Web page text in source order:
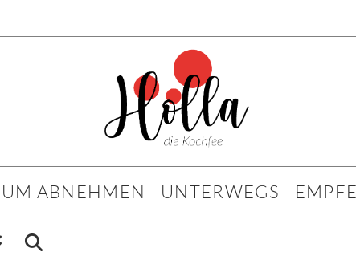
ABNEHMEN UNTERWEGS